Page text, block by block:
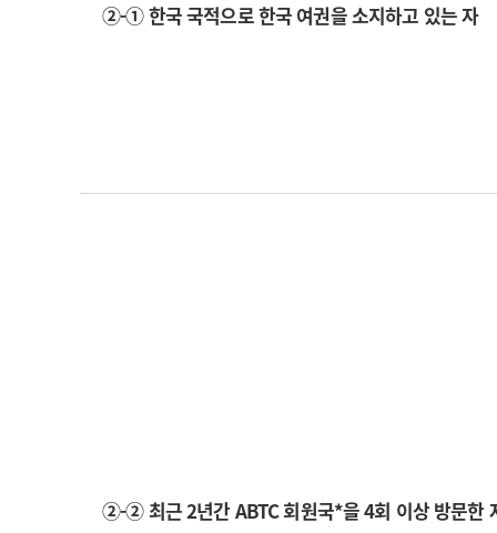
②-① 한국 국적으로 한국 여권을 소지하고 있는 자
②-② 최근 2년간 ABTC 회원국*을 4회 이상 방문한